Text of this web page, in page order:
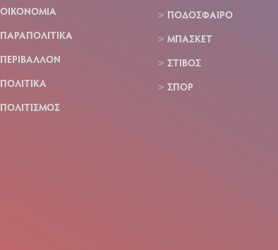
ΟΙΚΟΝΟΜΙΑ
ΠΑΡΑΠΟΛΙΤΙΚΑ
ΠΕΡΙΒΑΛΛΟΝ
ΠΟΛΙΤΙΚΑ
ΠΟΛΙΤΙΣΜΟΣ
ΠΟΔΟΣΦΑΙΡΟ
ΜΠΑΣΚΕΤ
ΣΤΙΒΟΣ
ΣΠΟΡ